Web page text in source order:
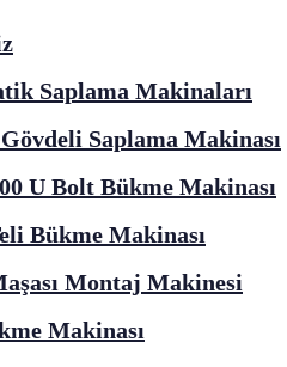
Saplama Makinaları
Saplama Makinası
U Bolt Bükme Makinası
Bükme Makinası
Montaj Makinesi
Makinası